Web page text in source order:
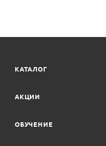
КАТАЛОГ
АКЦИИ
ОБУЧЕНИЕ